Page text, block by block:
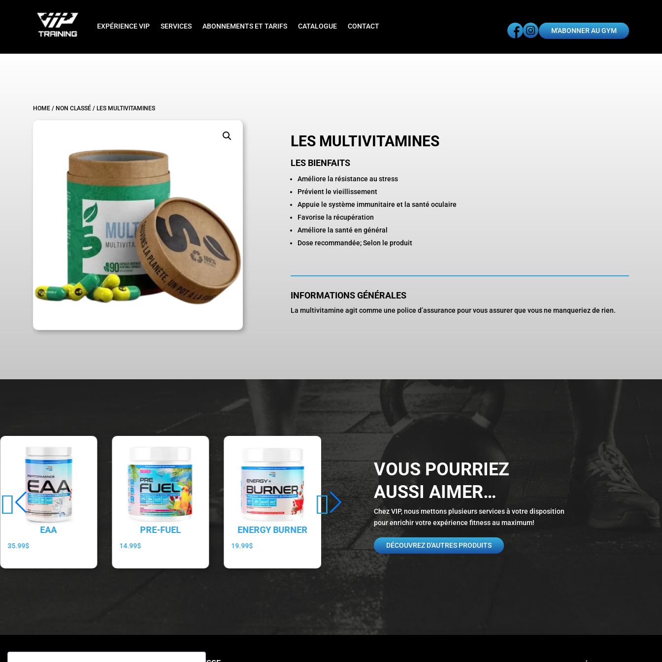
EXPÉRIENCE VIP SERVICES ABONNEMENTS ET TARIFS CATALOGUE CONTACT
M'ABONNER AU GYM
HOME / NON CLASSÉ / LES MULTIVITAMINES
LES MULTIVITAMINES
LES BIENFAITS
Améliore la résistance au stress
Prévient le vieillissement
Appuie le système immunitaire et la santé oculaire
Favorise la récupération
Améliore la santé en général
Dose recommandée; Selon le produit
INFORMATIONS GÉNÉRALES
La multivitamine agit comme une police d’assurance pour vous assurer que vous ne manqueriez de rien.
EAA
35.99$
PRE-FUEL
14.99$
ENERGY BURNER
19.99$
PROTÉINE EN
POUDRE
22.99
– ISOLATE
30.00$
VOUS POURRIEZ
AUSSI AIMER…
Chez VIP, nous mettons plusieurs services à votre disposition
pour enrichir votre expérience fitness au maximum!
DÉCOUVREZ D'AUTRES PRODUITS